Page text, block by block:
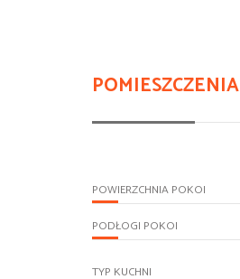
POMIESZCZENIA
POWIERZCHNIA POKOI
PODŁOGI POKOI
TYP KUCHNI